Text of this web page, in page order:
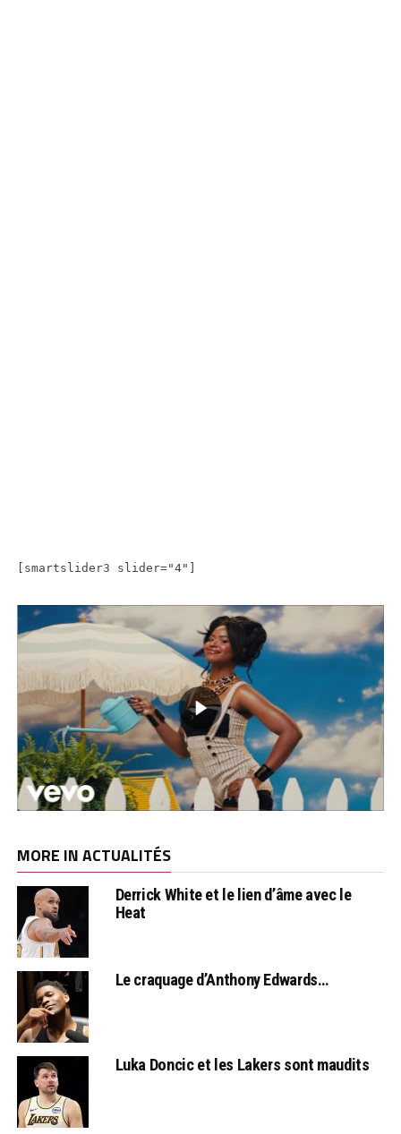
[smartslider3 slider="4"]
MORE IN ACTUALITÉS
Derrick White et le lien d’âme avec le
Heat
Le craquage d’Anthony Edwards…
Luka Doncic et les Lakers sont maudits